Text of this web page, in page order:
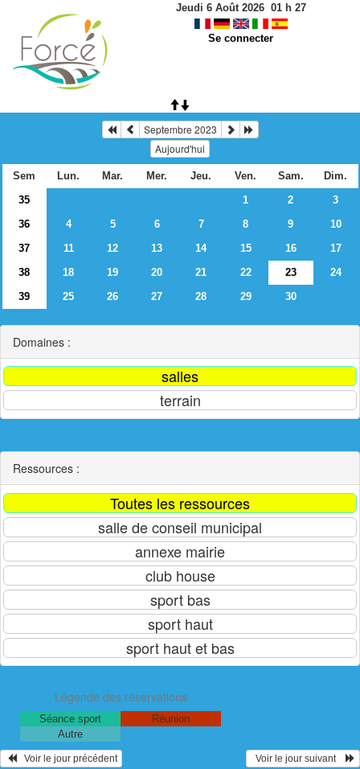
Jeudi 6 Août 2026 01h 27
Se connecter
Septembre 2023
Aujourd'hui
Sem Lun. Mar. Mer. Jeu. Ven. Sam.
Dim.
35
1 2
3
36
4 5 6 7 8 9
10
37
11 12 13 14 15 16
17
38
18 19 20 21 22 23
24
39
25 26 27 28 29 30
Domaines :
Ressources :
Légende des réservations
Séance sport
Réunion
Autre
   Voir le jour précédent
  Voir le jour suivant